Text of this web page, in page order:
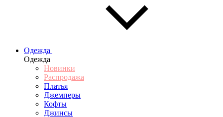
Одежда
Одежда
Новинки
Распродажа
Платья
Джемперы
Кофты
Джинсы